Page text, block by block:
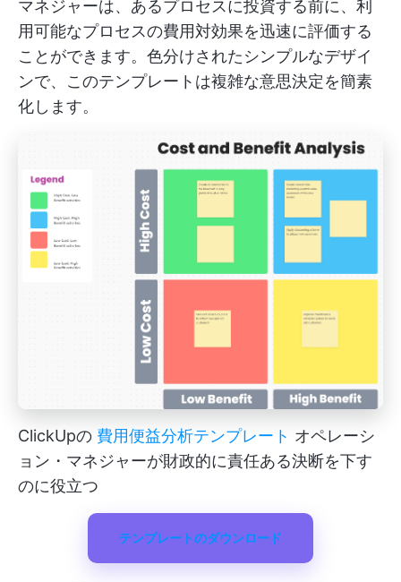
マネジャーは、あるプロセスに投資する前に、利
用可能なプロセスの費用対効果を迅速に評価する
ことができます。色分けされたシンプルなデザイ
ンで、このテンプレートは複雑な意思決定を簡素
化します。
ClickUpの 費用便益分析テンプレート オペレーシ
ョン・マネジャーが財政的に責任ある決断を下す
のに役立つ
テンプレートのダウンロード